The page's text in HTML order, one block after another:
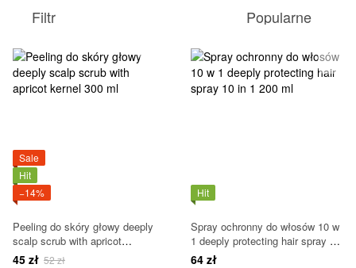
Filtr Popularne
Sale
Hit
−14%
Peeling do skóry głowy deeply
scalp scrub with apricot
kernel 300 ml
45 zł 52 zł
Hit
Spray ochronny do włosów 10 w
1 deeply protecting hair spray 10
in 1 200 ml
64 zł